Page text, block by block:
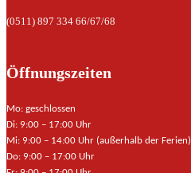
(0511) 897 334 66/67/68
Öffnungszeiten
Mo: geschlossen
Di: 9:00 – 17:00 Uhr
Mi: 9:00 – 14:00 Uhr (außerhalb der Ferien)
Do: 9:00 – 17:00 Uhr